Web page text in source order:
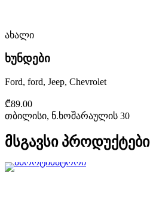
ახალი
ხუნდები
Ford, ford, Jeep, Chevrolet
₾89.00
თბილისი, ნ.ხოშარაულის 30
მსგავსი პროდუქტები